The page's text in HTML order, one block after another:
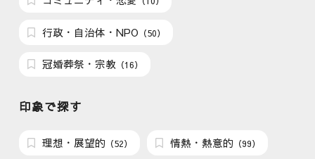
行政・自治体・NPO （50）
冠婚葬祭・宗教 （16）
印象で探す
理想・展望的 （52） 情熱・熱意的 （99）